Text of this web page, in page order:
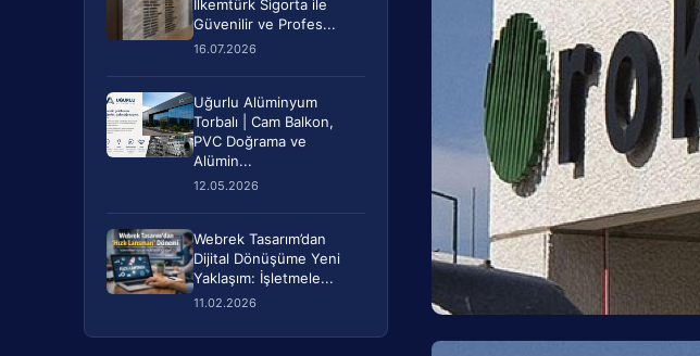
İlkemtürk Sigorta ile
Güvenilir ve Profes...
16.07.2026
Uğurlu Alüminyum
Torbalı | Cam Balkon,
PVC Doğrama ve
Alümin...
12.05.2026
Webrek Tasarım’dan
Dijital Dönüşüme Yeni
Yaklaşım: İşletmele...
11.02.2026